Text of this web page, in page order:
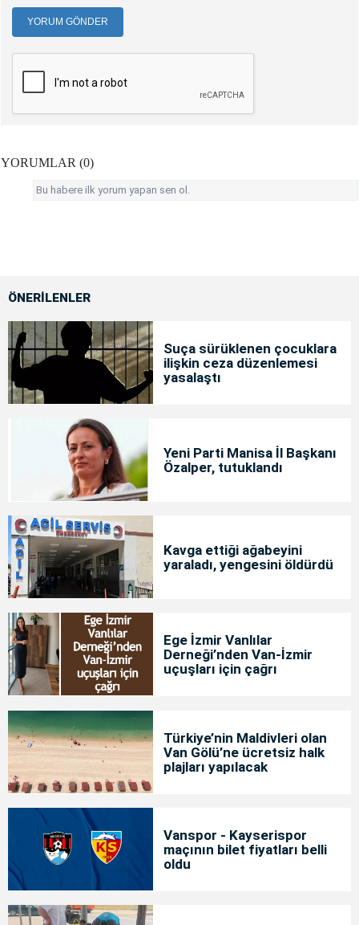
YORUM GÖNDER
YORUMLAR (0)
Bu habere ilk yorum yapan sen ol.
ÖNERİLENLER
Suça sürüklenen çocuklara
ilişkin ceza düzenlemesi
yasalaştı
Yeni Parti Manisa İl Başkanı
Özalper, tutuklandı
Kavga ettiği ağabeyini
yaraladı, yengesini öldürdü
Ege İzmir Vanlılar
Derneği’nden Van-İzmir
uçuşları için çağrı
Türkiye’nin Maldivleri olan
Van Gölü’ne ücretsiz halk
plajları yapılacak
Vanspor - Kayserispor
maçının bilet fiyatları belli
oldu